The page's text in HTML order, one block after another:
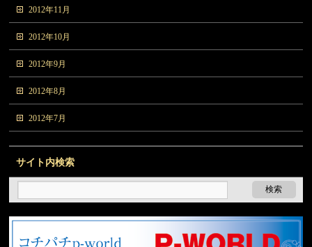
2012年11月
2012年10月
2012年9月
2012年8月
2012年7月
サイト内検索